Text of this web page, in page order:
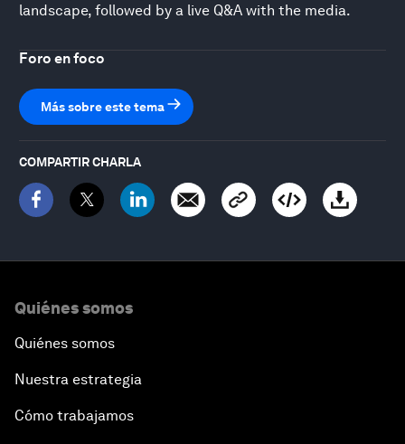
landscape, followed by a live Q&A with the media.
Foro en foco
Más sobre este tema
COMPARTIR CHARLA
Quiénes somos
Quiénes somos
Nuestra estrategia
Cómo trabajamos